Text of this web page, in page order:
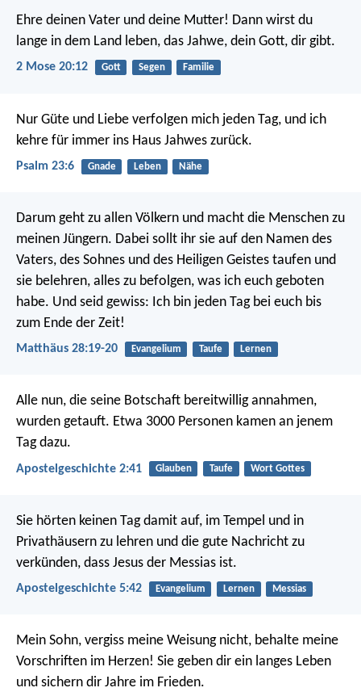
Ehre deinen Vater und deine Mutter! Dann wirst du
lange in dem Land leben, das Jahwe, dein Gott, dir gibt.
2 Mose 20:12 Gott Segen Familie
Nur Güte und Liebe verfolgen mich jeden Tag, und ich
kehre für immer ins Haus Jahwes zurück.
Psalm 23:6 Gnade Leben Nähe
Darum geht zu allen Völkern und macht die Menschen zu
meinen Jüngern. Dabei sollt ihr sie auf den Namen des
Vaters, des Sohnes und des Heiligen Geistes taufen und
sie belehren, alles zu befolgen, was ich euch geboten
habe. Und seid gewiss: Ich bin jeden Tag bei euch bis
zum Ende der Zeit!
Matthäus 28:19-20 Evangelium Taufe Lernen
Alle nun, die seine Botschaft bereitwillig annahmen,
wurden getauft. Etwa 3000 Personen kamen an jenem
Tag dazu.
Apostelgeschichte 2:41 Glauben Taufe Wort Gottes
Sie hörten keinen Tag damit auf, im Tempel und in
Privathäusern zu lehren und die gute Nachricht zu
verkünden, dass Jesus der Messias ist.
Apostelgeschichte 5:42 Evangelium Lernen Messias
Mein Sohn, vergiss meine Weisung nicht, behalte meine
Vorschriften im Herzen! Sie geben dir ein langes Leben
und sichern dir Jahre im Frieden.